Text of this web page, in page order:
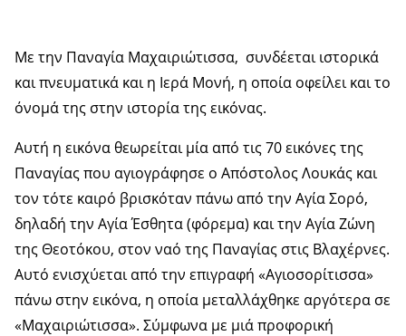
Με την Παναγία Μαχαιριώτισσα, συνδέεται ιστορικά
και πνευματικά και η Ιερά Μονή, η οποία οφείλει και το
όνομά της στην ιστορία της εικόνας.
Αυτή η εικόνα θεωρείται μία από τις 70 εικόνες της
Παναγίας που αγιογράφησε ο Απόστολος Λουκάς και
τον τότε καιρό βρισκόταν πάνω από την Αγία Σορό,
δηλαδή την Αγία Έσθητα (φόρεμα) και την Αγία Ζώνη
της Θεοτόκου, στον ναό της Παναγίας στις Βλαχέρνες.
Αυτό ενισχύεται από την επιγραφή «Αγιοσορίτισσα»
πάνω στην εικόνα, η οποία μεταλλάχθηκε αργότερα σε
«Μαχαιριώτισσα». Σύμφωνα με μιά προφορική